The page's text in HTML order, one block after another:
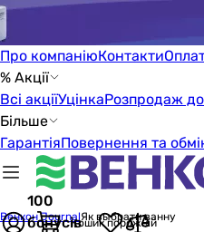
Про компаніюКонтакти
% Акції
Всі акціїУцінкаРозпродаж
Більше
ГарантіяПовернення та
100
бонусівКошик порожній
Венкон JournalЯк выбрати ванну